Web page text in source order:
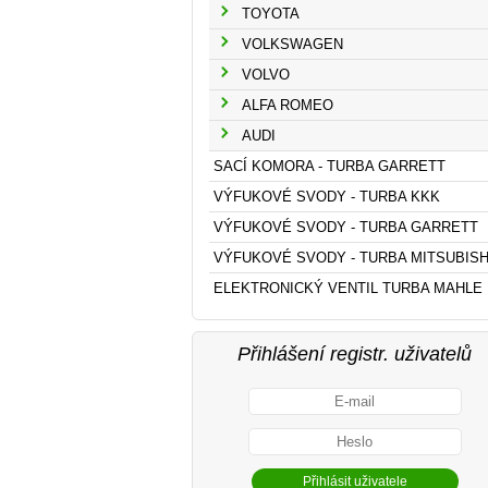
TOYOTA
VOLKSWAGEN
VOLVO
ALFA ROMEO
AUDI
SACÍ KOMORA - TURBA GARRETT
VÝFUKOVÉ SVODY - TURBA KKK
VÝFUKOVÉ SVODY - TURBA GARRETT
VÝFUKOVÉ SVODY - TURBA
ELEKTRONICKÝ VENTIL TURBA MAHLE
Přihlášení registr. uživatelů